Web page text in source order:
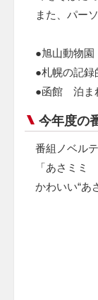
また、パー
●旭山動物
●札幌の記
●函館 泊ま
今年度の
番組ノベル
「あさミミ
かわいい“あ